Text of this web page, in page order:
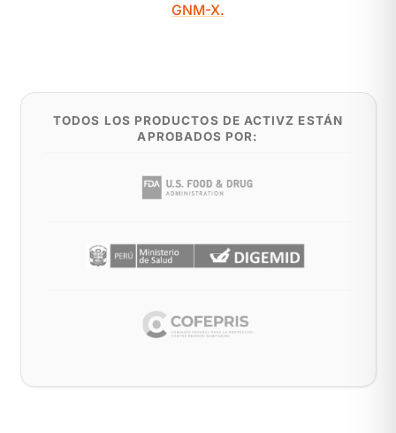
GNM-X.
TODOS LOS PRODUCTOS DE ACTIVZ ESTÁN
APROBADOS POR: